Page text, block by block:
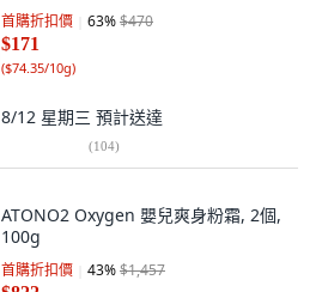
首購折扣價 63%$470
$171
($74.35/10g)
8/12 星期三 預計送達
(104)
ATONO2 Oxygen 嬰兒爽身粉霜, 2個,
100g
首購折扣價 43%$1,457